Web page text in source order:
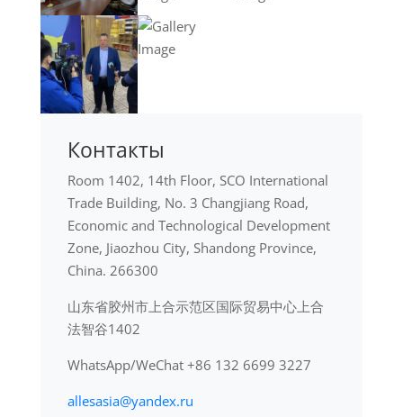
Контакты
Room 1402, 14th Floor, SCO International
Trade Building, No. 3 Changjiang Road,
Economic and Technological Development
Zone, Jiaozhou City, Shandong Province,
China. 266300
山东省胶州市上合示范区国际贸易中心上合
法智谷1402
WhatsApp/WeChat +86 132 6699 3227
allesasia@yandex.ru